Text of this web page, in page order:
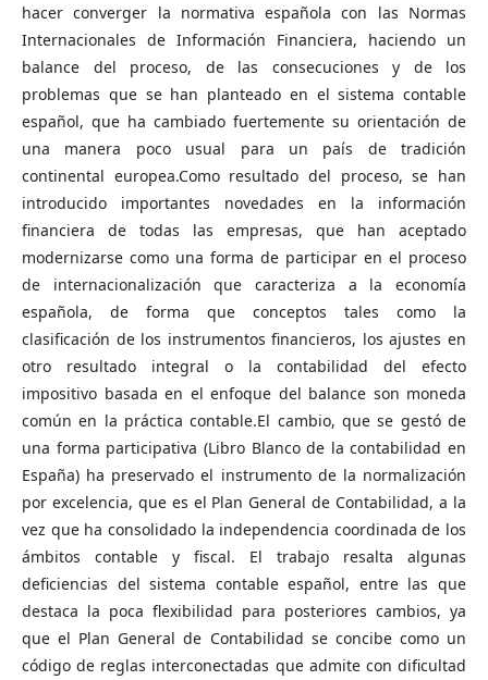
hacer converger la normativa española con las Normas
Internacionales de Información Financiera, haciendo un
balance del proceso, de las consecuciones y de los
problemas que se han planteado en el sistema contable
español, que ha cambiado fuertemente su orientación de
una manera poco usual para un país de tradición
continental europea.Como resultado del proceso, se han
introducido importantes novedades en la información
financiera de todas las empresas, que han aceptado
modernizarse como una forma de participar en el proceso
de internacionalización que caracteriza a la economía
española, de forma que conceptos tales como la
clasificación de los instrumentos financieros, los ajustes en
otro resultado integral o la contabilidad del efecto
impositivo basada en el enfoque del balance son moneda
común en la práctica contable.El cambio, que se gestó de
una forma participativa (Libro Blanco de la contabilidad en
España) ha preservado el instrumento de la normalización
por excelencia, que es el Plan General de Contabilidad, a la
vez que ha consolidado la independencia coordinada de los
ámbitos contable y fiscal. El trabajo resalta algunas
deficiencias del sistema contable español, entre las que
destaca la poca flexibilidad para posteriores cambios, ya
que el Plan General de Contabilidad se concibe como un
código de reglas interconectadas que admite con dificultad